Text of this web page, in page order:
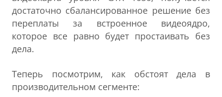
достаточно сбалансированное решение без
переплаты за встроенное видеоядро,
которое все равно будет простаивать без
дела.
Теперь посмотрим, как обстоят дела в
производительном сегменте: